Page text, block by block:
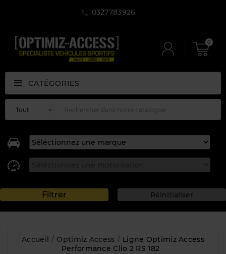
0327783926
0
CATÉGORIES
Accueil Optimiz Access
Ligne Optimiz Access
Performance Clio 2 RS 182